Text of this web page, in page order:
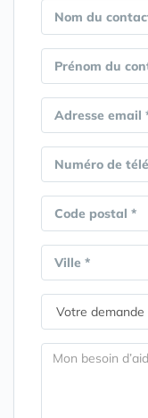
Nom du
Prénom du
Adresse email
Numéro de
Code postal *
Ville *